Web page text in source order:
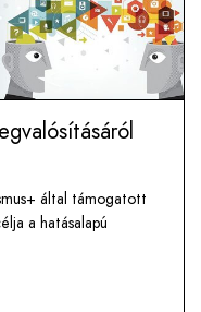
által támogatott
a hatásalapú